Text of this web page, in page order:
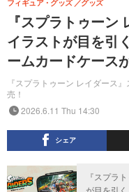
『スプラトゥー
イラストが目を引
ームカードケース
『スプラトゥーン レイダース
売！
フィギュア・グッズ グッズ
2026.6.11 Thu 14:30
シェア
『スプラ